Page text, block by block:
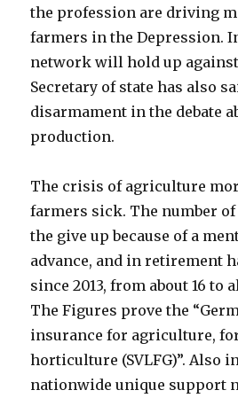
the profession are driving
farmers in the Depression.
network will hold up
Secretary of state has also
disarmament in the debate
production.
The crisis of agriculture
farmers sick. The number
the give up because of a
advance, and in retirement
since 2013, from about 16 to
The Figures prove the
insurance for agriculture,
horticulture (SVLFG)”. Also
nationwide unique support